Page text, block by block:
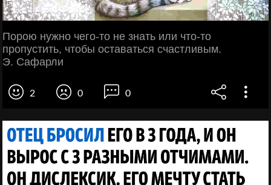
Порою нужно чего-то не знать или что-то
пропустить, чтобы оставаться счастливым.
Э. Сафарли
2 0 0